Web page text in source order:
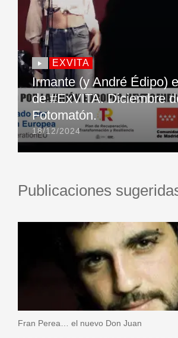
EXVITA
Irmante (y André Édipo)
de #ExVITA. Diciembre
Fotomatón.
18/12/2024
Publicaciones
Fran Perea… el nuevo Don Juan